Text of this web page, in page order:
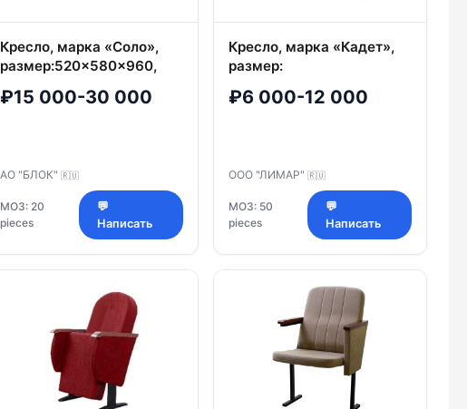
Кресло, марка «Соло»,
размер:520×580×960,
сиденья 40 мм
₽15 000-30 000
АО "БЛОК" 🇷🇺
МОЗ: 20
pieces
💬
Написать
Кресло, марка «Кадет»,
размер:
толщина подушки
₽6 000-12 000
ООО "ЛИМАР" 🇷🇺
МОЗ: 50
pieces
💬
Написать